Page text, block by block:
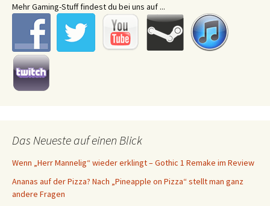
Mehr Gaming-Stuff findest du bei uns auf ...
Das Neueste auf einen Blick
Wenn „Herr Mannelig“ wieder erklingt – Gothic 1 Remake im Review
Ananas auf der Pizza? Nach „Pineapple on Pizza“ stellt man ganz
andere Fragen